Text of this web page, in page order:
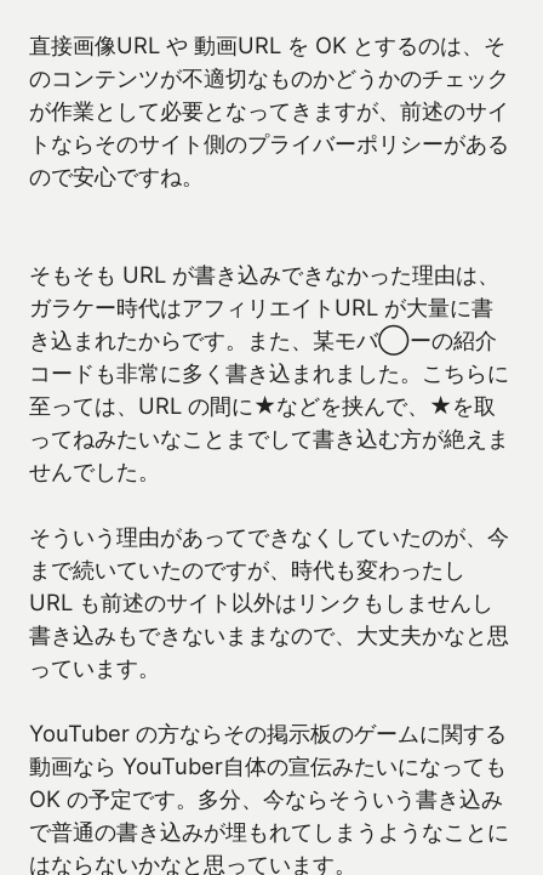
直接画像URL や 動画URL を OK とするのは、そ
のコンテンツが不適切なものかどうかのチェック
が作業として必要となってきますが、前述のサイ
トならそのサイト側のプライバーポリシーがある
ので安心ですね。
そもそも URL が書き込みできなかった理由は、
ガラケー時代はアフィリエイトURL が大量に書
き込まれたからです。また、某モバ◯ーの紹介
コードも非常に多く書き込まれました。こちらに
至っては、URL の間に★などを挟んで、★を取
ってねみたいなことまでして書き込む方が絶えま
せんでした。
そういう理由があってできなくしていたのが、今
まで続いていたのですが、時代も変わったし
URL も前述のサイト以外はリンクもしませんし
書き込みもできないままなので、大丈夫かなと思
っています。
YouTuber の方ならその掲示板のゲームに関する
動画なら YouTuber自体の宣伝みたいになっても
OK の予定です。多分、今ならそういう書き込み
で普通の書き込みが埋もれてしまうようなことに
はならないかなと思っています。